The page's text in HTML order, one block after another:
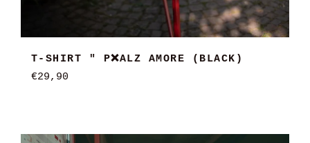
T-SHIRT " P❌ALZ AMORE (BLACK)
Normaler
€29,90